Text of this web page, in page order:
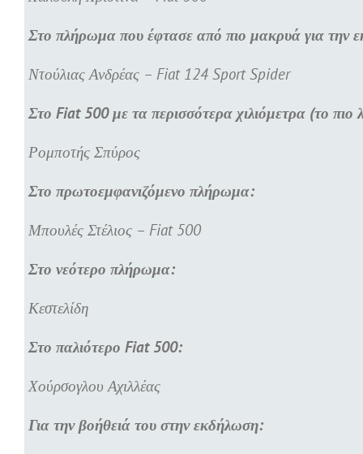
Στο πλήρωμα που έφτασε από πιο μακρυά για την
Ντούλιας Ανδρέας – Fiat 124 Sport Spider
Στο Fiat 500 με τα περισσότερα χιλιόμετρα (το πιο
Ρομποτής Σπύρος
Στο πρωτοεμφανιζόμενο πλήρωμα:
Μπουλές Στέλιος – Fiat 500
Στο νεότερο πλήρωμα:
Κεστελίδη
Στο παλιότερο Fiat 500:
Χούρσογλου Αχιλλέας
Για την βοήθειά του στην εκδήλωση: